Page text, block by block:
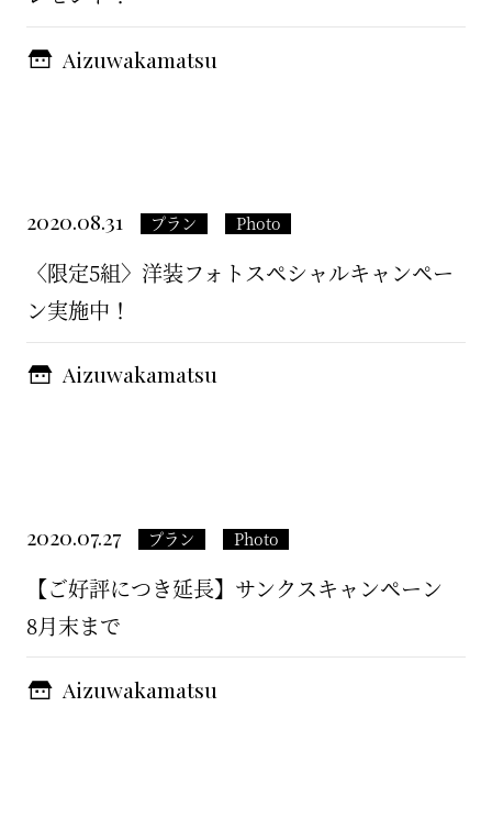
Aizuwakamatsu
2020.08.31 プラン Photo
〈限定5組〉洋装フォトスペシャルキャンペー
ン実施中！
Aizuwakamatsu
2020.07.27 プラン Photo
【ご好評につき延長】サンクスキャンペーン
8月末まで
Aizuwakamatsu